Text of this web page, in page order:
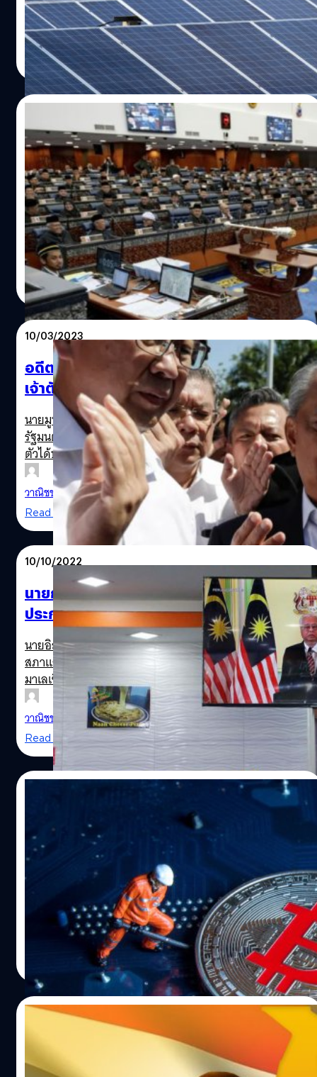
วาณิชชา สายเสมา| 1173 days ago
Read More
มาเลเซียยกเลิกโทษประหาร พลิกโฉมระบบ
ยุติธรรมทางอาญา
สมาชิกสภานิติบัญญัติของมาเลเซีย ลงมติยกเลิกโทษประหาร
ชีวิตภาคบังคับโดยเว้นโทษให้กับนักโทษประหารกว่า 1,300
คน การลงมติครั้งนี้เป็นส่วนหนึ่งของการปฏิรูปกฎหมายที่จะ
ทำให้ผู้พิพากษามีดุลยพินิจมากขึ้นในการพิจารณาพิพากษา
คดี กฎหมายฉบับแก้ไขนี้จะบังคับใช้ย้อนหลังกับความผิด 11
กระทง ที่มีโทษประหารชีวิต โดยจะเปลี่ยนเป็น “จำคุกตลอด
ชีวิต” แทน ซึ่งจะต้องจำคุกระหว่าง 30 - 40 ปี บวกกับการ
เฆี่ยน 12 ครั้ง ขณะที่ผู้พิพากษา ยังสามารถตัดสินประหารชีวิต
ได้ตามกฎหมาย เพียงแต่จะไม่มีการปฏิบัติจริง นอกจาก
มาเลเซียแล้ว ประเทศอื่นในภูมิภาคอาเซียนที่ยังใช้โทษ
ประหารชีวิต คือ สิงคโปร์ อินโดนีเซีย ไทย เวียดนาม และเมีย
นมา ส่วนลาวและบรูไนอนุญาตให้มีโทษประหารเช่นกัน แต่ไม่
เคยประหารชีวิตใครเลยในรอบหลายทศวรรษ “การจำคุกเป็น
ระยะเวลาหนึ่งและการเฆี่ยนถือเป็นทางเลือกที่เหมาะสมที่สุด
สำหรับการลงโทษ 11 ความผิดที่มีโทษประหารชีวิต” รามคาร์
ปาล ซิงห์ รัฐมนตรีช่วยว่าการกระทรวงกฎหมาย กล่าวขณะ
กำลังพิจารณาร่างแก้ไขในรัฐสภา เขาเสริมว่าการรวมโทษจำ
คุกและการโบยนั้นเหมาะสมกับความรุนแรงของความผิด “นี่
เป็นก้าวแรกในการเปลี่ยนแปลงกระบวนการยุติธรรมทาง
อาญาในมาเลเซีย” ที่มา : SCMP พิสูจน์อักษร : สุชยา เกษ
จำรัส
พนิตา สืบสมุทร| 1222 days ago
Read More
Former Malaysia Prime Minister Muhyiddin Yassin
arrested after being questioned at the Malaysian
Corruption Commission on Thursday [Hasnoor
Hussain/Reuters]
10/03/2023
อดีตนายกฯ มาเลเซีย ถูกจับข้อหาคอร์รัปชัน
เจ้าตัวปฏิเสธทุกข้อกล่าวหา
นายมูห์ยิดดิน ยัสซิน (Muhyiddin Yassin) อดีตนายก
รัฐมนตรีของมาเลเซีย ในข้อหาคอร์รัปชันและฟอกเงิน โดยเจ้า
ตัวได้ปฏิเสธทุกข้อกล่าวหา
วาณิชชา สายเสมา| 1248 days ago
Read More
REUTERS / Hasnoor Hussain
10/10/2022
นายกฯ มาเลเซีย ประกาศยุบสภา รอ กกต.
ประกาศวันเลือกตั้งใหม่เร็ว ๆ นี้
นายอิสมาอิล ซาบรี ยาคบ นายกรัฐมนตรีมาเลเซีย ประกาศยุบ
สภาแล้วในวันนี้ เพื่อเปิดทางสู่การจัดการเลือกตั้งทั่วไปของ
มาเลเซียในช่วงเดือนพฤศจิกายน
วาณิชชา สายเสมา| 1398 days ago
Read More
มาเลเซียวางแผนหยุดการขโมยไฟฟ้าขุด
Bitcoin
มาเลเซียเป็นประเทศที่เปิดให้ขุดบิตคอยน์ (Bitcoin) และคริป
โทได้อย่างเสรีโดยไม่ผิดกฎหมาย แต่คนทำเหมืองหรือนักขุด
คริปโทกลับสร้างความเดือดร้อนด้วยการขโมยไฟฟ้า เช่น การ
ดัดแปลงมิเตอร์ หรือใช้ไฟฟ้าโดยไม่ผ่านมิเตอร์ ซึ่งปี 2018 พบ
การขโมยไฟฟ้าขุดคริปโทถึง 610 คดี และปี 2021 พุ่งไปถึง
7,209 คดี ล่าสุดเมื่อ 3 มี.ค. Tenaga Nasional Berhad บริษัท
ผลิตไฟฟ้าของมาเลเซียได้เสนออัตราภาษีพิเศษสำหรับการขุด
คริปโทและเสนอให้คณะกรรมการพลังงานกระตุ้นให้คนทำ
เหมืองยื่นขออนุญาตใช้ไฟฟ้าอย่างถูกกฏหมาย
| 1616 days ago
22/12/2021
แนวโน้มสัมพันธ์ไทยกับมาเลเซีย จากปัญหาที่
คาราคาซังมาโดยตลอด